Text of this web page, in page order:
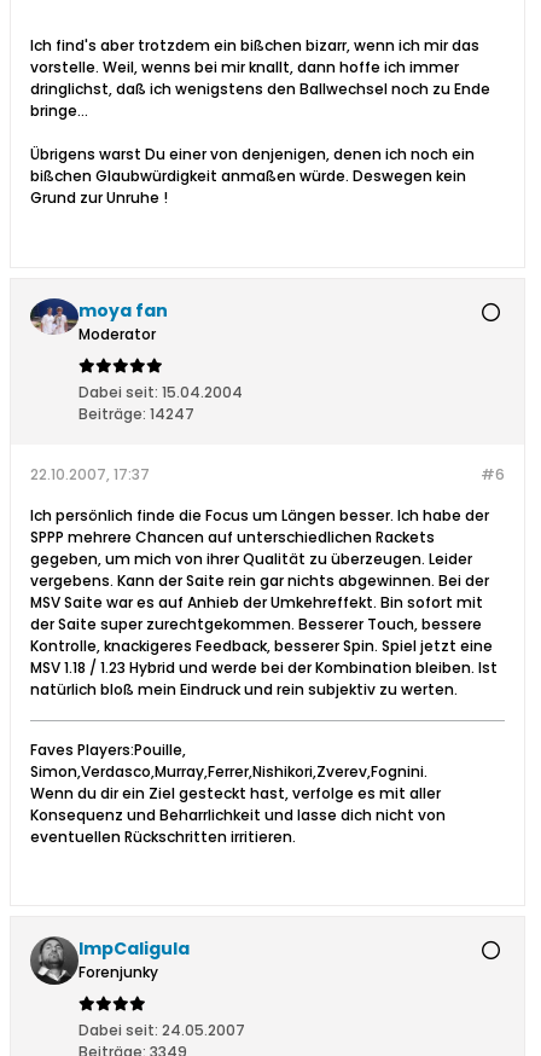
Ich find's aber trotzdem ein bißchen bizarr, wenn ich mir das
vorstelle. Weil, wenns bei mir knallt, dann hoffe ich immer
dringlichst, daß ich wenigstens den Ballwechsel noch zu Ende
bringe...
Übrigens warst Du einer von denjenigen, denen ich noch ein
bißchen Glaubwürdigkeit anmaßen würde. Deswegen kein
Grund zur Unruhe !
moya fan
Moderator
Dabei seit: 15.04.2004
Beiträge: 14247
#6
22.10.2007, 17:37
Ich persönlich finde die Focus um Längen besser. Ich habe der
SPPP mehrere Chancen auf unterschiedlichen Rackets
gegeben, um mich von ihrer Qualität zu überzeugen. Leider
vergebens. Kann der Saite rein gar nichts abgewinnen. Bei der
MSV Saite war es auf Anhieb der Umkehreffekt. Bin sofort mit
der Saite super zurechtgekommen. Besserer Touch, bessere
Kontrolle, knackigeres Feedback, besserer Spin. Spiel jetzt eine
MSV 1.18 / 1.23 Hybrid und werde bei der Kombination bleiben. Ist
natürlich bloß mein Eindruck und rein subjektiv zu werten.
Faves Players:Pouille,
Simon,Verdasco,Murray,Ferrer,Nishikori,Zverev,Fognini.
Wenn du dir ein Ziel gesteckt hast, verfolge es mit aller
Konsequenz und Beharrlichkeit und lasse dich nicht von
eventuellen Rückschritten irritieren.
ImpCaligula
Forenjunky
Dabei seit: 24.05.2007